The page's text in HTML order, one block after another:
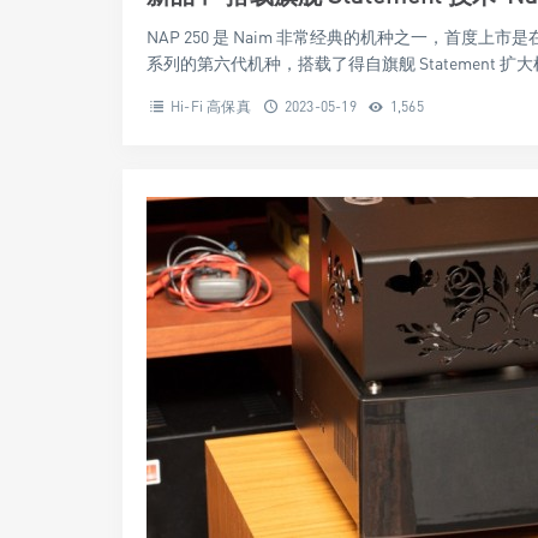
NAP 250 是 Naim 非常经典的机种之一，首度上市
系列的第六代机种，搭载了得自旗舰 Statement 扩大
Hi-Fi 高保真 2023-05-19 1,565